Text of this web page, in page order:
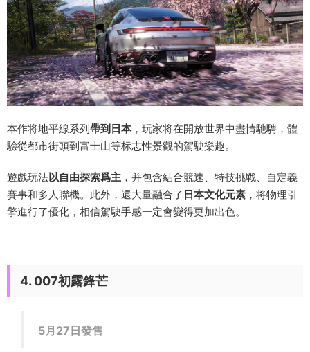
本作将地平線系列帶到日本，玩家将在開放世界中盡情馳騁，體
驗從都市街頭到富士山等标志性景觀的駕駛樂趣。
遊戲玩法以自由探索爲主 ，并包含結合競速、特技挑戰、自定義
賽事和多人聯機。此外，還大量融合了 日本文化元素 ，将物理引
擎進行了優化，相信駕駛手感一定會變得更加出色。
4. 007初露鋒芒
5月27日發售